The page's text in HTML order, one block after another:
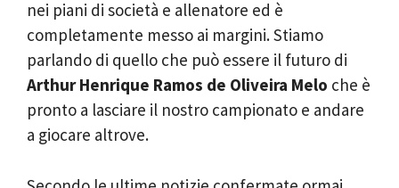
nei piani di società e allenatore ed è
completamente messo ai margini. Stiamo
parlando di quello che può essere il futuro di
Arthur Henrique Ramos de Oliveira Melo che è
pronto a lasciare il nostro campionato e andare
a giocare altrove.